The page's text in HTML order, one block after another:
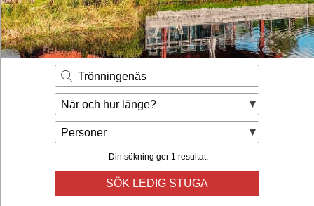
Husägare
Se hur mycket du kan tjäna
Räkna ut din
hyresintäkt
Trönningenäs
När och hur länge?
Personer
Din sökning ger 1 resultat.
SÖK LEDIG STUGA